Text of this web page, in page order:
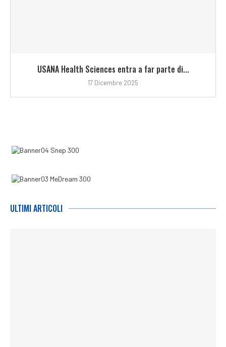
USANA Health Sciences entra a far parte di...
17 Dicembre 2025
ULTIMI ARTICOLI